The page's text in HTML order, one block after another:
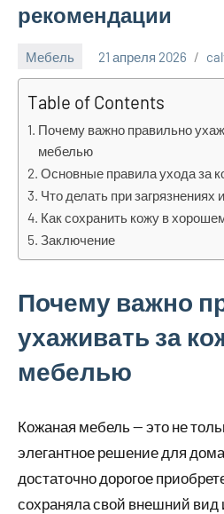
рекомендации
Мебель 21 апреля 2026
Table of Contents
Почему важно правильно
мебелью
Основные правила ухода за
Что делать при загрязнениях
Как сохранить кожу в
Заключение
Почему важно
ухаживать за
мебелью
Кожаная мебель — это не
элегантное решение для
достаточно дорогое
сохраняла свой внешний вид